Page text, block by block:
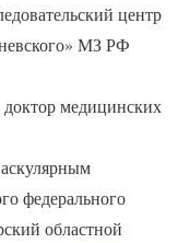
центр
МЗ РФ
медицинских
федерального
областной